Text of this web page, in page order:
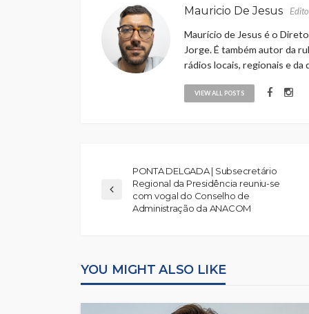
Mauricio De Jesus
Maurício de Jesus é o
Jorge. É também autor da
rádios locais, regionais e da
VIEW ALL POSTS
PONTA DELGADA | Subsecretário
Regional da Presidência reuniu-se
com vogal do Conselho de
Administração da ANACOM
YOU MIGHT ALSO LIKE